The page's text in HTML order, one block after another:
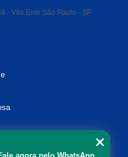
- Vila Emir São Paulo - SP